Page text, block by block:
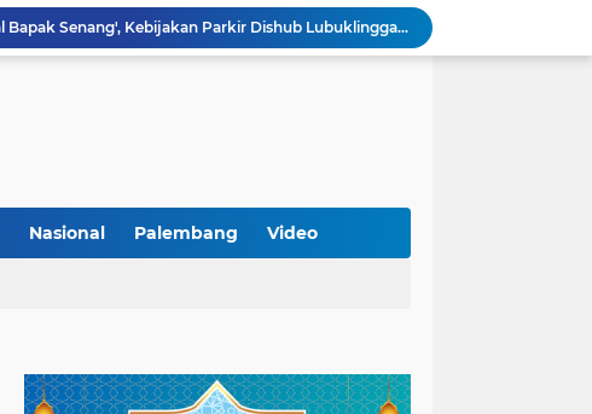
Lantik Pejabat Baru, JM Bupati Empat Lawang: Jabatan Adalah Amanah, Segera Berinovasi Demi Empat Lawang MADANI!
KAMMI Muratara Dukung MUI dalam Upaya Penegakan Hukum terhadap Aktivitas LGBT
Tingkatkan Kualitas Insan Pers, PWI Musi Rawas Gelar Pelatihan Jurnalistik Berbasis Kompetensi dan Storytelling.
Nasional Palembang Video